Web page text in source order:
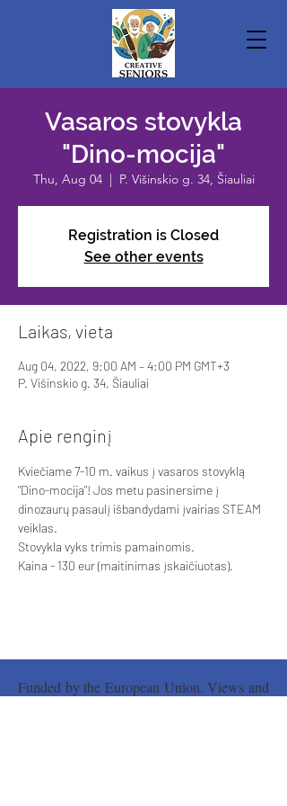
Vasaros stovykla
"Dino-mocija"
Thu, Aug 04
  |
P. Višinskio g. 34, Šiauliai
Registration is Closed
See other events
Laikas, vieta
Aug 04, 2022, 9:00 AM – 4:00 PM GMT+3
P. Višinskio g. 34, Šiauliai
Apie renginį
Kviečiame 7-10 m. vaikus į vasaros stovyklą
"Dino-mocija"! Jos metu pasinersime į
dinozaurų pasaulį išbandydami įvairias STEAM
veiklas.
Stovykla vyks trimis pamainomis.
Kaina - 130 eur (maitinimas įskaičiuotas).
Funded by the European Union. Views and